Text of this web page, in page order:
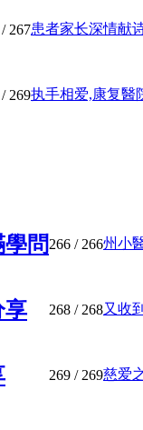
/ 267患者家长深情献
/ 269执手相爱,康复醫
問266 / 266州小
享 268 / 268又收
269 / 269慈爱